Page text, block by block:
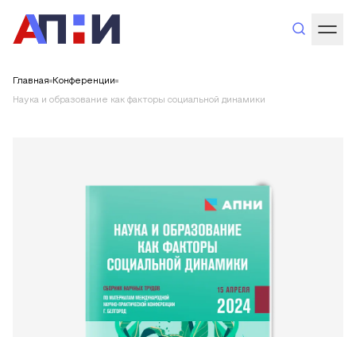
Главная Конференции
Наука и образование как факторы социальной динамики